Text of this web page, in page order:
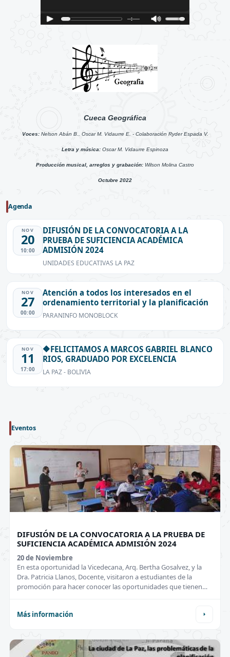
Cueca Geográfica
Voces: Nelson Abán B., Oscar M. Vidaurre E. - Colaboración Ryder Espada V.
Letra y música: Oscar M. Vidaurre Espinoza
Producción musical, arreglos y grabación: Wilson Molina Castro
Octubre 2022
Agenda
NOV
20
10:00
DIFUSIÓN DE LA CONVOCATORIA A LA
PRUEBA DE SUFICIENCIA ACADÉMICA
ADMISIÓN 2024
UNIDADES EDUCATIVAS LA PAZ
NOV
27
00:00
Atención a todos los interesados en el
ordenamiento territorial y la planificación
PARANINFO MONOBLOCK
NOV
11
17:00
🔶FELICITAMOS A MARCOS GABRIEL BLANCO
RIOS, GRADUADO POR EXCELENCIA
LA PAZ - BOLIVIA
Eventos
DIFUSIÓN DE LA CONVOCATORIA A LA PRUEBA DE
SUFICIENCIA ACADÉMICA ADMISIÓN 2024
20 de Noviembre
En esta oportunidad la Vicedecana, Arq. Bertha Gosalvez, y la
Dra. Patricia Llanos, Docente, visitaron a estudiantes de la
promoción para hacer conocer las oportunidades que tienen
Más información